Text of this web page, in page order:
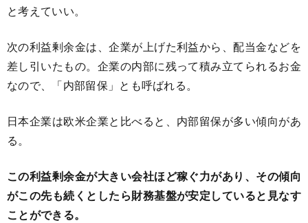
と考えていい。
次の利益剰余金は、企業が上げた利益から、配当金などを
差し引いたもの。企業の内部に残って積み立てられるお金
なので、「内部留保」とも呼ばれる。
日本企業は欧米企業と比べると、内部留保が多い傾向があ
る。
この利益剰余金が大きい会社ほど稼ぐ力があり、その傾向
がこの先も続くとしたら財務基盤が安定していると見なす
ことができる。